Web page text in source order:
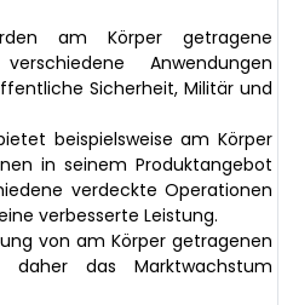
am Körper getragene
Anwendungen
Sicherheit, Militär und
beispielsweise am Körper
in seinem Produktangebot
verdeckte Operationen
verbesserte Leistung.
von am Körper getragenen
daher das Marktwachstum